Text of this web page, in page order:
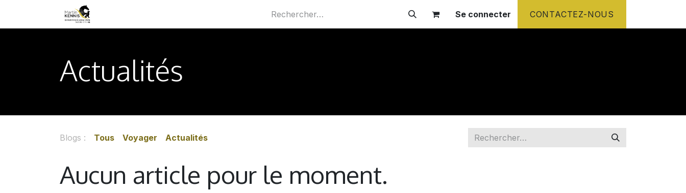
Rendez-vous Se connecter CONTACTEZ-NOUS
Actualités
Blogs : Tous Voyager Actualités
Aucun article pour le moment.